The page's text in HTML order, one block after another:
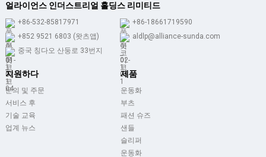
얼라이언스 인더스트리얼 홀딩스 리미티드
+86-532-85817971
+86-18661719590
+852 9521 6803 (왓츠앱)
aldlp@alliance-sunda.com
중국 칭다오 산둥로 33번지
지원하다
문의 및 주문
서비스 후
기술 교육
업계 뉴스
제품
운동화
부츠
패션 슈즈
샌들
슬리퍼
운동화